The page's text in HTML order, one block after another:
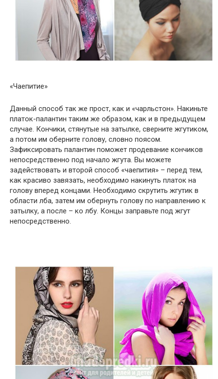
«Чаепитие»
Данный способ так же прост, как и «чарльстон». Накиньте
платок-палантин таким же образом, как и в предыдущем
случае. Кончики, стянутые на затылке, сверните жгутиком,
а потом им оберните голову, словно поясом.
Зафиксировать палантин поможет продевание кончиков
непосредственно под начало жгута. Вы можете
задействовать и второй способ «чаепития» – перед тем,
как красиво завязать, необходимо накинуть платок на
голову вперед концами. Необходимо скрутить жгутик в
области лба, затем им обернуть голову по направлению к
затылку, а после – ко лбу. Концы заправьте под жгут
непосредственно.